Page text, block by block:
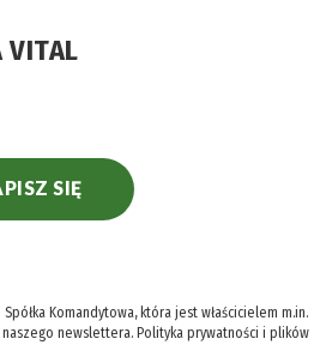
VITAL
SIĘ
Komandytowa, która jest właścicielem m.in.
naszego newslettera. Polityka prywatności i plików